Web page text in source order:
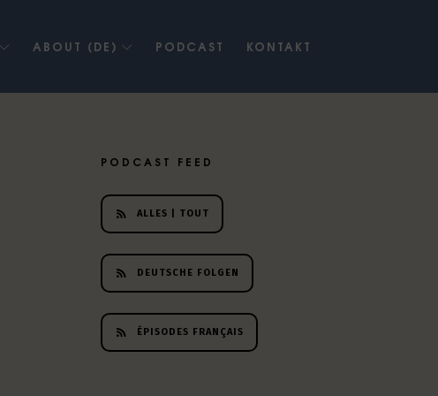
ABOUT (DE) PODCAST KONTAKT
PODCAST FEED
ALLES | TOUT
DEUTSCHE FOLGEN
ÉPISODES FRANÇAIS